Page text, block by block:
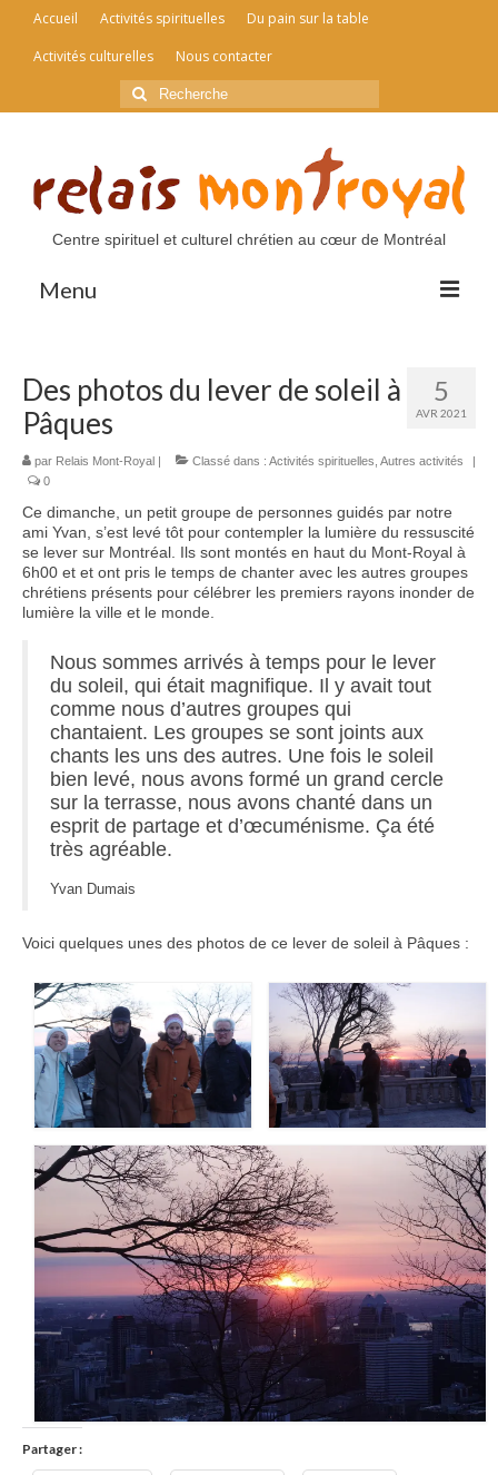
Accueil Activités spirituelles
Du pain sur la table
Activités culturelles
Nous contacter
Rechercher
:
Centre spirituel et culturel chrétien au cœur de Montréal
Menu
Activités spirituelles
Du pain sur la table
Nous contacter
5
AVR 2021
Des photos du lever de soleil à
Pâques
par Relais Mont-Royal | Classé dans : Activités spirituelles Autres activités
|
0
Ce dimanche, un petit groupe de personnes guidés par notre
ami Yvan, s’est levé tôt pour contempler la lumière du ressuscité
se lever sur Montréal. Ils sont montés en haut du Mont-Royal à
6h00 et et ont pris le temps de chanter avec les autres groupes
chrétiens présents pour célébrer les premiers rayons inonder de
lumière la ville et le monde.
Nous sommes arrivés à temps pour le lever
du soleil, qui était magnifique. Il y avait tout
comme nous d’autres groupes qui
chantaient. Les groupes se sont joints aux
chants les uns des autres. Une fois le soleil
bien levé, nous avons formé un grand cercle
sur la terrasse, nous avons chanté dans un
esprit de partage et d’œcuménisme. Ça été
très agréable.
Yvan Dumais
Voici quelques unes des photos de ce lever de soleil à Pâques :
Partager :